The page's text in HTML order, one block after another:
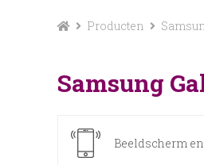
Producten
Samsung
Beeldscherm